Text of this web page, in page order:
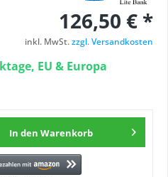
126,50 € *
inkl. MwSt.zzgl. Versandkosten
EU & Europa
In den Warenkorb